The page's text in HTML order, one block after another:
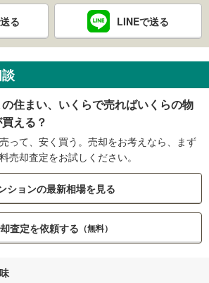
る LINEで送る
住まい、いくらで売ればいくらの物
える？
って、安く買う。売却をお考えなら、まず
売却査定をお試しください。
ションの最新相場を見る
査定を依頼する （無料）